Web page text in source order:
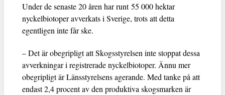
Under de senaste 20 åren har runt 55 000 hektar
nyckelbiotoper avverkats i Sverige, trots att detta
egentligen inte får ske.
– Det är obegripligt att Skogsstyrelsen inte stoppat dessa
avverkningar i registrerade nyckelbiotoper. Ännu mer
obegripligt är Länsstyrelsens agerande. Med tanke på att
endast 2,4 procent av den produktiva skogsmarken är